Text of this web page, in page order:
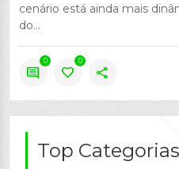
cenário está ainda mais
do...
comment
0
favorite
0
share
Top Categorias